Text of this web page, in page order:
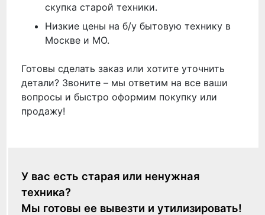
скупка старой техники.
Низкие цены на б/у бытовую технику в
Москве и МО.
Готовы сделать заказ или хотите уточнить
детали? Звоните – мы ответим на все ваши
вопросы и быстро оформим покупку или
продажу!
У вас есть старая или ненужная
техника?
Мы готовы ее вывезти и утилизировать!